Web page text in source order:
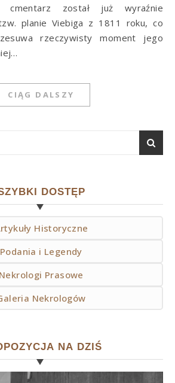
cmentarz został już wyraźnie
planie Viebiga z 1811 roku, co
rzeczywisty moment jego
CIĄG DALSZY
DOSTĘP
Historyczne
Podania i Legendy
Nekrologi Prasowe
Nekrologów
NA DZIŚ